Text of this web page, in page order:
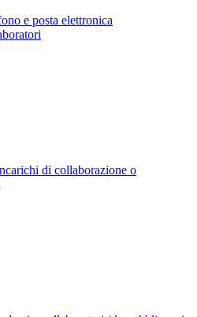
e posta elettronica
di collaborazione o